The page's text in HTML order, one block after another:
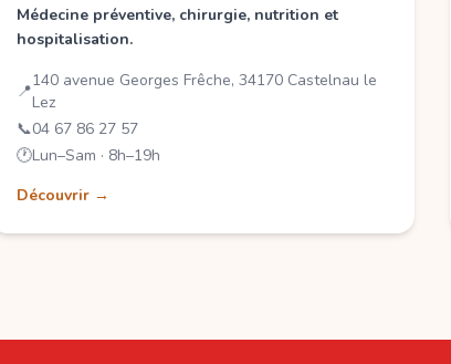
Médecine préventive, chirurgie, nutrition et
hospitalisation.
📍
140 avenue Georges Frêche, 34170 Castelnau le
Lez
📞04 67 86 27 57
🕐Lun–Sam · 8h–19h
Découvrir →